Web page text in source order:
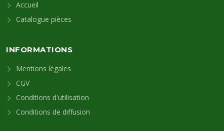
Accueil
Catalogue pièces
INFORMATIONS
Mentions légales
CGV
Conditions d'utilisation
Conditions de diffusion